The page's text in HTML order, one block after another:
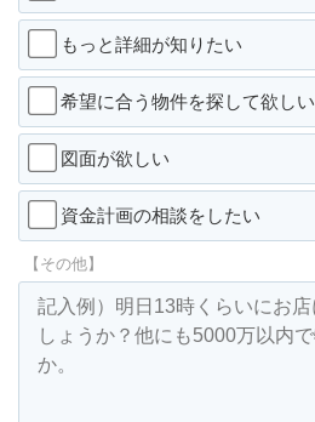
もっと詳細が知りたい
希望に合う物件を探して欲しい
図面が欲しい
資金計画の相談をしたい
【その他】